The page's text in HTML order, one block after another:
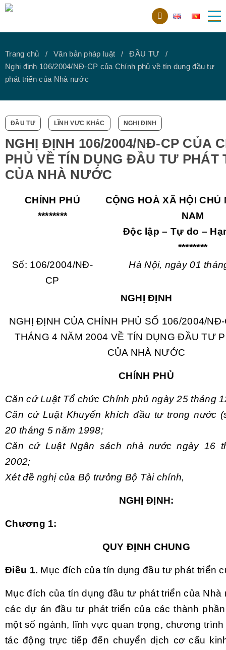
Trang chủ Văn bản pháp luật
ĐẦU TƯ
Nghị định 106/2004/NĐ-CP của Chính phủ về tín dụng đầu tư
phát triển của Nhà nước
ĐẦU TƯ LĨNH VỰC KHÁC NGHỊ ĐỊNH
NGHỊ ĐỊNH 106/2004/NĐ-CP CỦA
PHỦ VỀ TÍN DỤNG ĐẦU TƯ PHÁT
CỦA NHÀ NƯỚC
CHÍNH PHỦ
********
CỘNG HOÀ XÃ HỘI CHỦ
NAM
Độc lập – Tự do –
********
Số: 106/2004/NĐ-
CP
Hà Nội, ngày 01
NGHỊ ĐỊNH
NGHỊ ĐỊNH CỦA CHÍNH PHỦ SỐ 106/2004/
THÁNG 4 NĂM 2004 VỀ TÍN DỤNG ĐẦU TƯ
CỦA NHÀ NƯỚC
CHÍNH PHỦ
Căn cứ Luật Tổ chức Chính phủ ngày 25 tháng
Căn cứ Luật Khuyến khích đầu tư trong nước
20 tháng 5 năm 1998;
Căn cứ Luật Ngân sách nhà nước ngày 16
2002;
Xét đề nghị của Bộ trưởng Bộ Tài chính,
NGHỊ ĐỊNH:
Chương 1:
QUY ĐỊNH CHUNG
Điều 1. Mục đích của tín dụng đầu tư phát triển
Mục đích của tín dụng đầu tư phát triển của Nhà
các dự án đầu tư phát triển của các thành
một số ngành, lĩnh vực quan trọng, chương
tác động trực tiếp đến chuyển dịch cơ cấu